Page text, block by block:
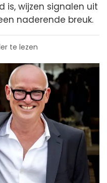
is, wijzen signalen uit
naderende breuk.
te lezen